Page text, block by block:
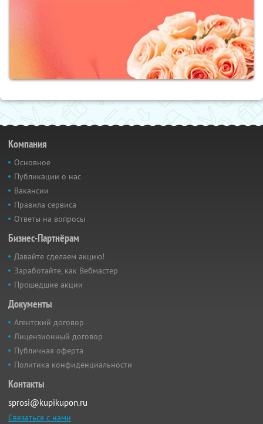
Компания
Основное
Публикации о нас
Вакансии
Правила сервиса
Ответы на вопросы
Бизнес-Партнёрам
Давайте сделаем акцию!
Заработайте, как Вебмастер
Прошедшие акции
Документы
Агентский договор
Лицензионный договор
Публичная оферта
Политика конфиденциальности
Контакты
sprosi@kupikupon.ru
Связаться с нами